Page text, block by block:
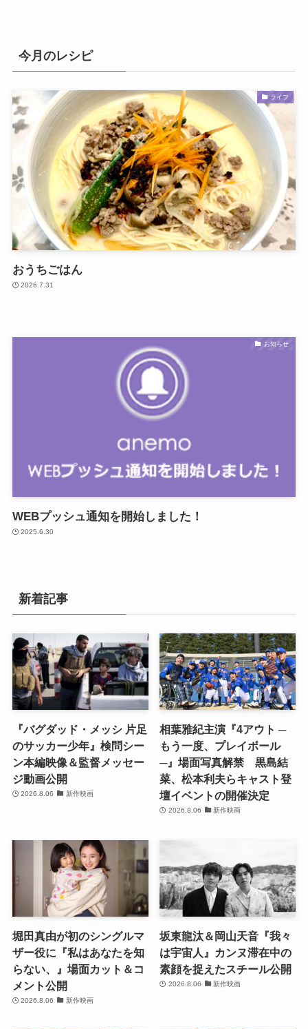
今月のレシピ
ライフ
おうちごはん
2026.7.31
お知らせ
WEBプッシュ通知を開始しました！
2025.6.30
新着記事
『バグダッド・メッシ 片足
のサッカー少年』検問シー
ン本編映像＆監督メッセー
ジ動画公開
2026.8.06 新作映画
相葉雅紀主演『4アウト ─
もう一度、プレイボール
─』場面写真解禁 黒島結
菜、松本利夫らキャスト登
壇イベントの開催決定
2026.8.06 新作映画
堀田真由が初のシングルマ
ザー役に『私はあなたを知
らない、』場面カット＆コ
メント公開
2026.8.06 新作映画
坂東龍汰＆岡山天音『我々
は宇宙人』カンヌ滞在中の
素顔を捉えたスチール公開
2026.8.06 新作映画